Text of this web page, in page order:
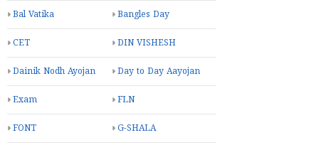
Bal Vatika Bangles Day
CET DIN VISHESH
Dainik Nodh Ayojan Day to Day Aayojan
Exam FLN
FONT G-SHALA